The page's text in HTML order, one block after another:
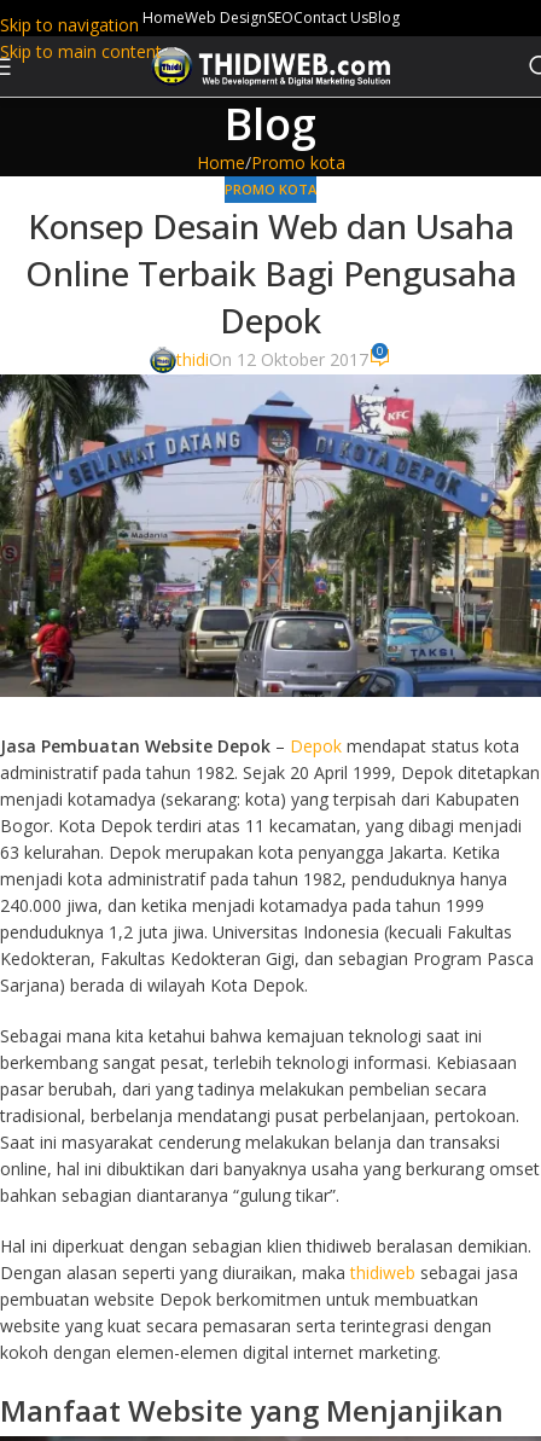
Skip to navigation
Skip to main content
HomeWeb DesignSEOContact UsBlog
Blog
Home Promo kota
PROMO KOTA
Konsep Desain Web dan Usaha
Online Terbaik Bagi Pengusaha
Depok
thidiOn 12 Oktober 2017 0
Jasa Pembuatan Website Depok – Depok mendapat status kota
administratif pada tahun 1982. Sejak 20 April 1999, Depok ditetapkan
menjadi kotamadya (sekarang: kota) yang terpisah dari Kabupaten
Bogor. Kota Depok terdiri atas 11 kecamatan, yang dibagi menjadi
63 kelurahan. Depok merupakan kota penyangga Jakarta. Ketika
menjadi kota administratif pada tahun 1982, penduduknya hanya
240.000 jiwa, dan ketika menjadi kotamadya pada tahun 1999
penduduknya 1,2 juta jiwa. Universitas Indonesia (kecuali Fakultas
Kedokteran, Fakultas Kedokteran Gigi, dan sebagian Program Pasca
Sarjana) berada di wilayah Kota Depok.
Sebagai mana kita ketahui bahwa kemajuan teknologi saat ini
berkembang sangat pesat, terlebih teknologi informasi. Kebiasaan
pasar berubah, dari yang tadinya melakukan pembelian secara
tradisional, berbelanja mendatangi pusat perbelanjaan, pertokoan.
Saat ini masyarakat cenderung melakukan belanja dan transaksi
online, hal ini dibuktikan dari banyaknya usaha yang berkurang omset
bahkan sebagian diantaranya “gulung tikar”.
Hal ini diperkuat dengan sebagian klien thidiweb beralasan demikian.
Dengan alasan seperti yang diuraikan, makathidiweb sebagai jasa
pembuatan website Depok berkomitmen untuk membuatkan
website yang kuat secara pemasaran serta terintegrasi dengan
kokoh dengan elemen-elemen digital internet marketing.
Manfaat Website yang Menjanjikan